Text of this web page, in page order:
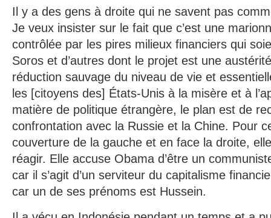
Il y a des gens à droite qui ne savent pas
Je veux insister sur le fait que c’est une
contrôlée par les pires milieux financiers qui
Soros et d’autres dont le projet est une
réduction sauvage du niveau de vie et
les [citoyens des] États-Unis à la misère et à
matière de politique étrangère, le plan est de
confrontation avec la Russie et la Chine. Pour
couverture de la gauche et en face la droite,
réagir. Elle accuse Obama d’être un
car il s’agit d’un serviteur du capitalisme
car un de ses prénoms est Hussein.